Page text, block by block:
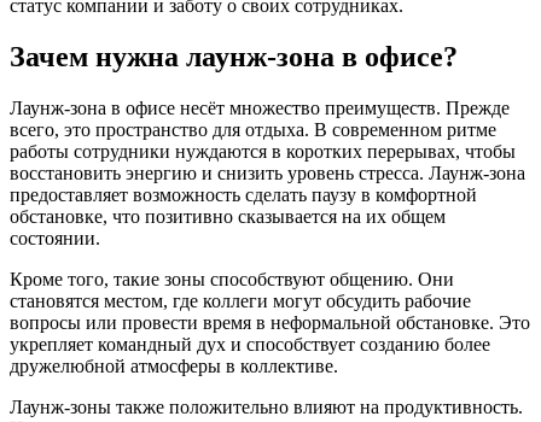
статус компании и заботу о своих сотрудниках.
Зачем нужна лаунж-зона в офисе?
Лаунж-зона в офисе несёт множество преимуществ. Прежде
всего, это пространство для отдыха. В современном ритме
работы сотрудники нуждаются в коротких перерывах, чтобы
восстановить энергию и снизить уровень стресса. Лаунж-зона
предоставляет возможность сделать паузу в комфортной
обстановке, что позитивно сказывается на их общем
состоянии.
Кроме того, такие зоны способствуют общению. Они
становятся местом, где коллеги могут обсудить рабочие
вопросы или провести время в неформальной обстановке. Это
укрепляет командный дух и способствует созданию более
дружелюбной атмосферы в коллективе.
Лаунж-зоны также положительно влияют на продуктивность.